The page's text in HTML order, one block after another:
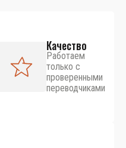
Качество
Работаем
только с
проверенными
переводчиками